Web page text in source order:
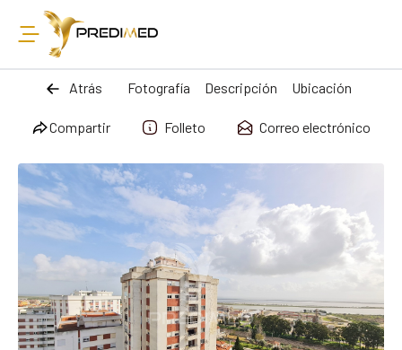
Atrás Fotografía Descripción Ubicación
Compartir Folleto Correo electrónico